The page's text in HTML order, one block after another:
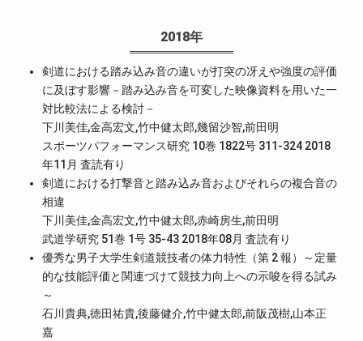
2018年
剣道における踏み込み音の違いが打突の冴えや強度の評価
に及ぼす影響－踏み込み音を可変した映像資料を用いた一
対比較法による検討－
下川美佳,金高宏文,竹中健太郎,幾留沙智,前田明
スポーツパフォーマンス研究 10巻 1822号 311-324 2018
年11月査読有り
剣道における打撃音と踏み込み音およびそれらの複合音の
相違
下川美佳,金高宏文,竹中健太郎,赤崎房生,前田明
武道学研究 51巻 1号 35-43 2018年08月査読有り
優秀な男子大学生剣道競技者の体力特性（第 2 報）～定量
的な技能評価と関連づけて競技力向上への示唆を得る試み
～
石川貴典,徳田祐貴,後藤健介,竹中健太郎,前阪茂樹,山本正
嘉